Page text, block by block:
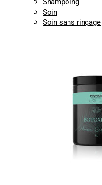
Shampoing
Soin
Soin sans rinçage